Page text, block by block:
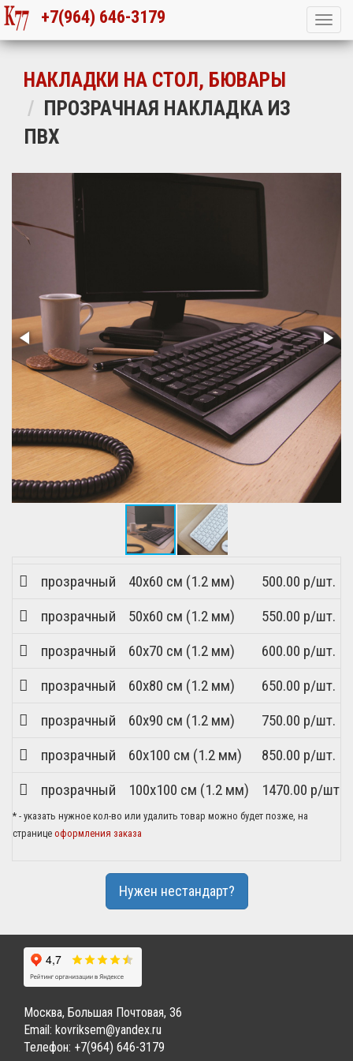
+7(964) 646-3179
НАКЛАДКИ НА СТОЛ, БЮВАРЫ
ПРОЗРАЧНАЯ НАКЛАДКА ИЗ
ПВХ
прозрачный 40x60 см (1.2 мм)
500.00 р/шт.
прозрачный
50x60 см (1.2 мм)
550.00 р/шт.
прозрачный
60x70 см (1.2 мм)
600.00 р/шт.
прозрачный
60x80 см (1.2 мм)
650.00 р/шт.
прозрачный
60x90 см (1.2 мм)
750.00 р/шт.
прозрачный
60x100 см (1.2 мм)
850.00 р/шт.
прозрачный
100x100 см (1.2 мм) 1470.00 р/шт.
* - указать нужное кол-во или удалить товар можно будет позже, на
странице оформления заказа
Нужен нестандарт?
Москва, Большая Почтовая, 36
Email: kovriksem@yandex.ru
Телефон: +7(964) 646-3179